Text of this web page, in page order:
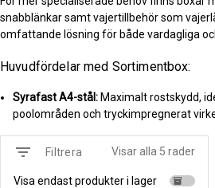
snabblänkar samt vajertillbehör som
omfattande lösning för både vardagliga
Huvudfördelar med Sortimentbox:
Syrafast A4-stål: Maximalt rostskydd,
poolområden och tryckimpregnerat
filter_list Filtrera Visar alla 5 rader
Visa endast produkter i lager inventory